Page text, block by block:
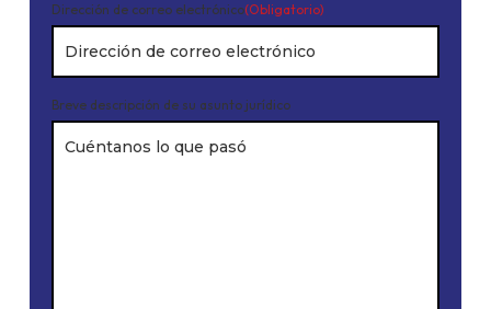
Dirección de correo electrónico(Obligatorio)
Breve descripción de su asunto jurídico